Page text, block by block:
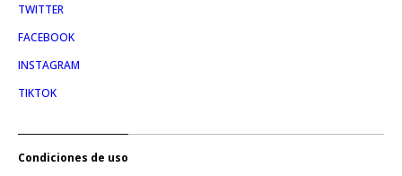
TWITTER
FACEBOOK
INSTAGRAM
TIKTOK
Condiciones de uso